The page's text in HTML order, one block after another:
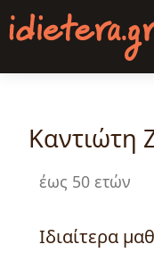
Παράκαμψη
προς
κυρίως
Καντιώτη
έως 50 ετών
Ιδιαίτερα